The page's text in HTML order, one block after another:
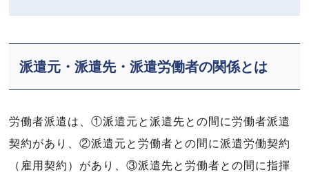
派遣元・派遣先・派遣労働者の関係とは
労働者派遣は、①派遣元と派遣先との間に労働者派遣
契約があり、②派遣元と労働者との間に派遣労働契約
（雇用契約）があり、③派遣先と労働者との間に指揮